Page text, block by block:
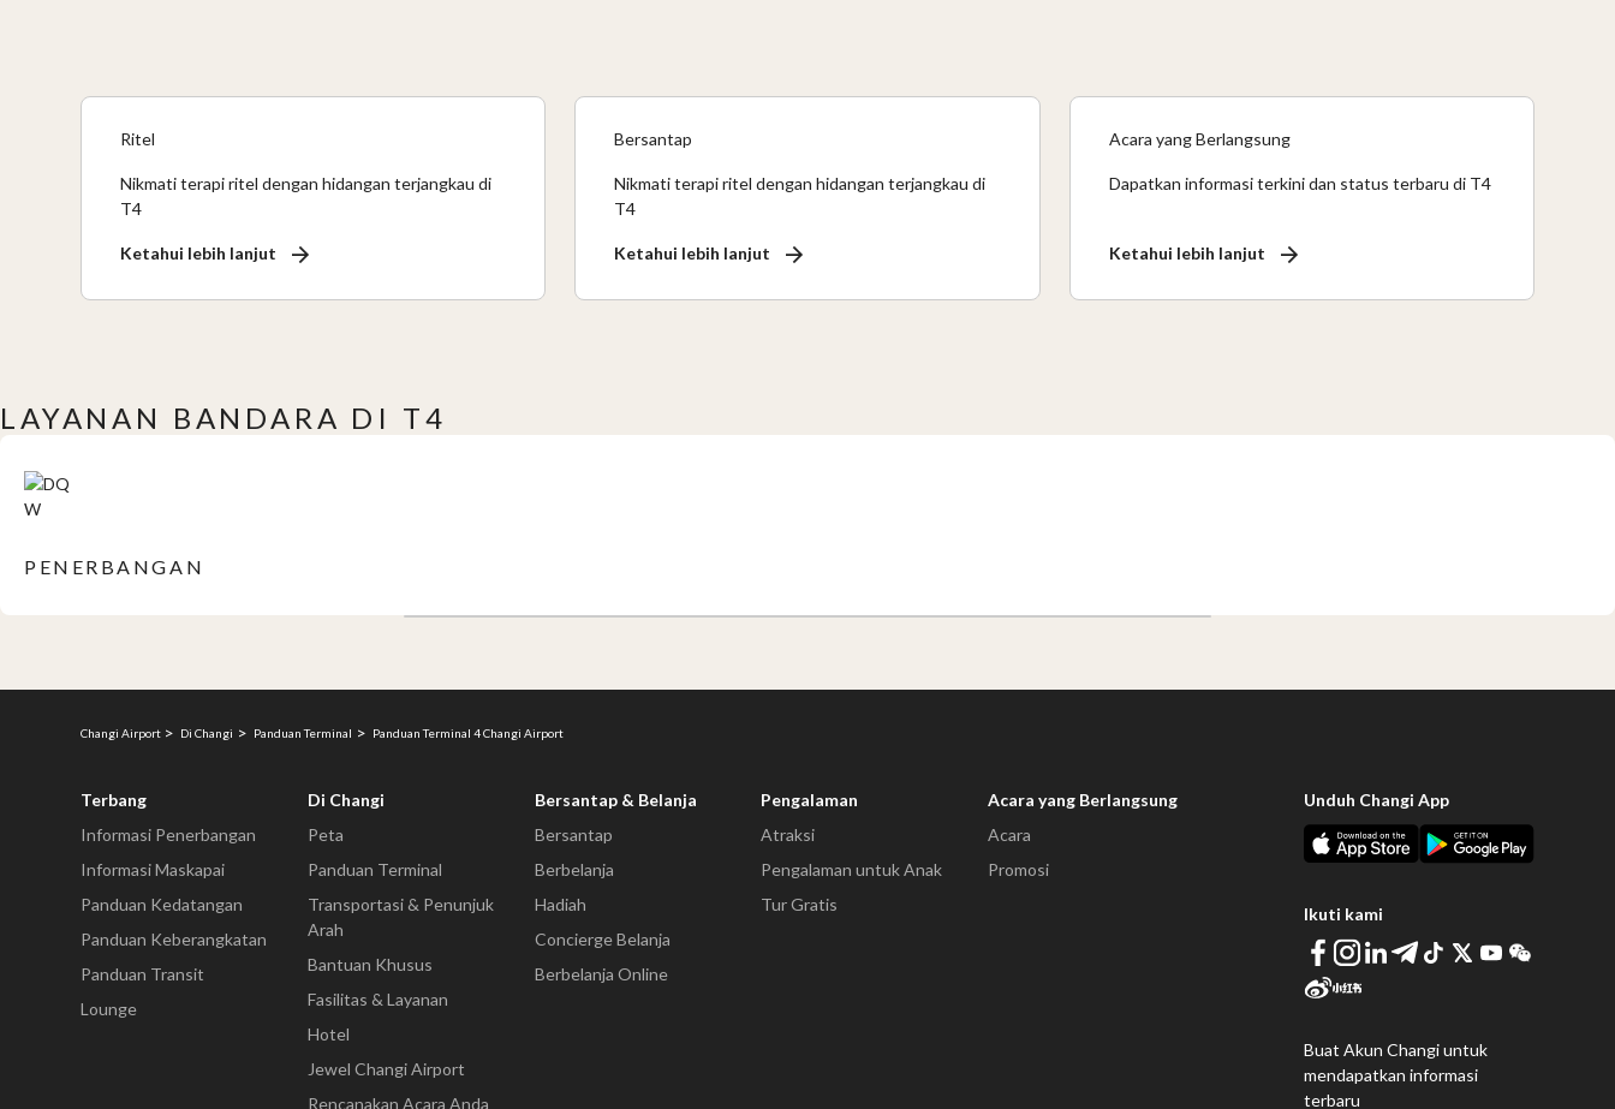
Ritel
Nikmati terapi ritel dengan hidangan terjangkau di
T4
Ketahui lebih lanjut
Bersantap
Nikmati terapi ritel dengan hidangan terjangkau di
T4
Ketahui lebih lanjut
Acara yang Berlangsung
Dapatkan informasi terkini dan status terbaru di T4
Ketahui lebih lanjut
LAYANAN BANDARA DI T4
PENERBANGAN
Changi Airport Di Changi Panduan Terminal Panduan Terminal 4 Changi Airport
Terbang
Informasi Penerbangan
Informasi Maskapai
Panduan Kedatangan
Panduan Keberangkatan
Panduan Transit
Lounge
Di Changi
Peta
Panduan Terminal
Transportasi & Penunjuk
Arah
Bantuan Khusus
Fasilitas & Layanan
Hotel
Jewel Changi Airport
Rencanakan Acara Anda
Bersantap & Belanja
Bersantap
Berbelanja
Hadiah
Concierge Belanja
Berbelanja Online
Pengalaman
Atraksi
Pengalaman untuk Anak
Tur Gratis
Acara yang Berlangsung
Acara
Promosi
Unduh Changi App
Ikuti kami
Buat Akun Changi untuk
mendapatkan informasi
terbaru